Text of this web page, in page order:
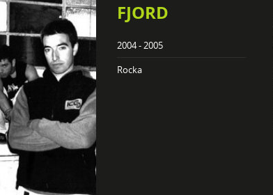
FJORD
2004 - 2005
Rocka